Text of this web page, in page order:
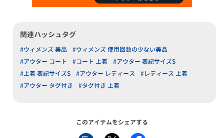
関連ハッシュタグ
#ウィメンズ 美品
#ウィメンズ 使用回数の少ない美品
#アウター コート
#コート 上着
#アウター 表記サイズS
#上着 表記サイズS
#アウター レディース
#レディース 上着
#アウター タグ付き
#タグ付き 上着
このアイテムをシェアする